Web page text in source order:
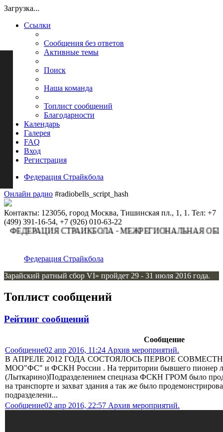
Загрузка...
Ссылки
Сообщения без ответов
Активные темы
Поиск
Наша команда
Топлист сообщений
Благодарности
Календарь
Галерея
FAQ
Вход
Регистрация
Федерация Страйкбола
Онлайн радио #radiobells_script_hash
Контакты: 123056, город Москва, Тишинская пл., 1, 1. Тел: +7
(499) 391-16-54, +7 (926) 010-63-22
СТРАЙКБОЛА - МЕЖРЕГИОНАЛЬНАЯ
Федерация Страйкбола
Зарайский ратный сбор VI» пройдет 29 - 31 июля 2016 года.
Топлист сообщений
Рейтинг сообщений
Сообщение
Сообщение02 апр 2016, 11:24 Архив мероприятий.
В АПРЕЛЕ 2012 ГОДА СОСТОЯЛОСЬ ПЕРВОЕ
МОО"ФС" и ФСКН России . На территории бывшего пионер
(Лыткарино)Подразделением спецназа ФСКН ГРОМ было
на транспорте и захват здания а так же было
подразделени...
Сообщение02 апр 2016, 22:57 Архив мероприятий.